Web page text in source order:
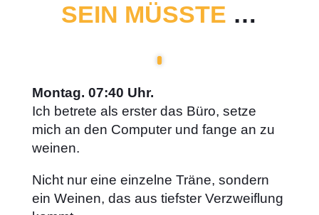
SEIN MÜSSTE …
Montag. 07:40 Uhr.
Ich betrete als erster das Büro, setze
mich an den Computer und fange an zu
weinen.
Nicht nur eine einzelne Träne, sondern
ein Weinen, das aus tiefster Verzweiflung